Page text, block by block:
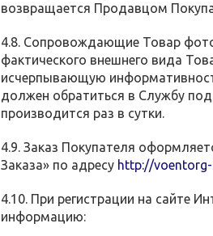
возвращается Продавцом
4.8. Сопровождающие Товар
фактического внешнего вида
исчерпывающую
должен обратиться в Службу
производится раз в сутки.
4.9. Заказ Покупателя
Заказа» по адресу http://
4.10. При регистрации на сайте
информацию: